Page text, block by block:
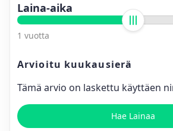
Laina-aika
1 vuotta
Arvioitu kuukausierä
Tämä arvio on laskettu käyttäen
Hae Lainaa